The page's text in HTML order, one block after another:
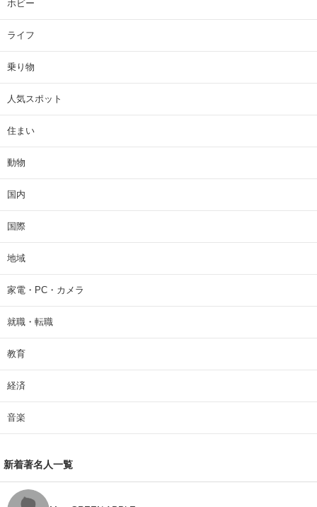
ホビー
ライフ
乗り物
人気スポット
住まい
動物
国内
国際
地域
家電・PC・カメラ
就職・転職
教育
経済
音楽
新着著名人一覧